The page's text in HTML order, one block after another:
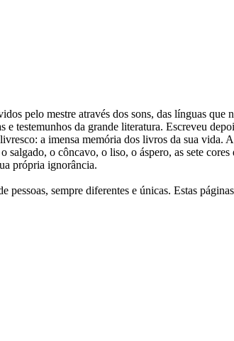
pelo mestre através dos sons, das línguas que
testemunhos da grande literatura. Escreveu
a imensa memória dos livros da sua
o côncavo, o liso, o áspero, as sete cores
própria ignorância.
sempre diferentes e únicas. Estas